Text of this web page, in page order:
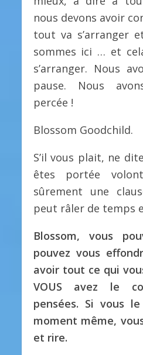
nous devons avoir
tout va s’arranger
sommes ici … et
s’arranger. Nous
pause. Nous
percée !
Blossom Goodchild.
S’il vous plait, ne
êtes portée
sûrement une
peut râler de temps
Blossom, vous
pouvez vous
avoir tout ce qui
VOUS avez le
pensées. Si vous
moment même,
et rire.